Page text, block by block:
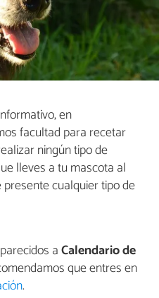
en
facultad para recetar
ningún tipo de
lleves a tu mascota al
cualquier tipo de
aCalendario de
que entres en
.